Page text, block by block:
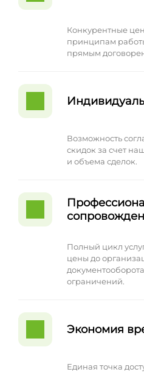
Конкурентные
принципам
прямым
Возможность
скидок за счет
и объема сделок.
Полный цикл
цены до
ограничений.
Экономия
Единая точка